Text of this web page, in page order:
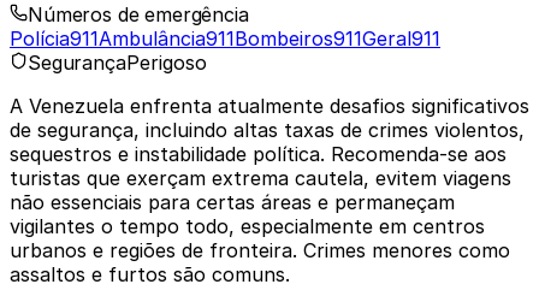
Números de emergência
Polícia911Ambulância911Bombeiros911Geral911
SegurançaPerigoso
A Venezuela enfrenta atualmente desafios significativos
de segurança, incluindo altas taxas de crimes violentos,
sequestros e instabilidade política. Recomenda-se aos
turistas que exerçam extrema cautela, evitem viagens
não essenciais para certas áreas e permaneçam
vigilantes o tempo todo, especialmente em centros
urbanos e regiões de fronteira. Crimes menores como
assaltos e furtos são comuns.